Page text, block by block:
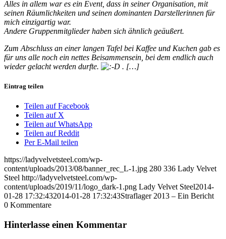
Alles in allem war es ein Event, dass in seiner Organisation, mit
seinen Räumlichkeiten und seinen dominanten Darstellerinnen für
mich einzigartig war.
Andere Gruppenmitglieder haben sich ähnlich geäußert.
Zum Abschluss an einer langen Tafel bei Kaffee und Kuchen gab es
für uns alle noch ein nettes Beisammensein, bei dem endlich auch
wieder gelacht werden durfte.
. […]
Eintrag teilen
Teilen auf Facebook
Teilen auf X
Teilen auf WhatsApp
Teilen auf Reddit
Per E-Mail teilen
https://ladyvelvetsteel.com/wp-
content/uploads/2013/08/banner_rec_L-1.jpg 280 336 Lady Velvet
Steel http://ladyvelvetsteel.com/wp-
content/uploads/2019/11/logo_dark-1.png Lady Velvet Steel2014-
01-28 17:32:432014-01-28 17:32:43Straflager 2013 – Ein Bericht
0 Kommentare
Hinterlasse einen Kommentar